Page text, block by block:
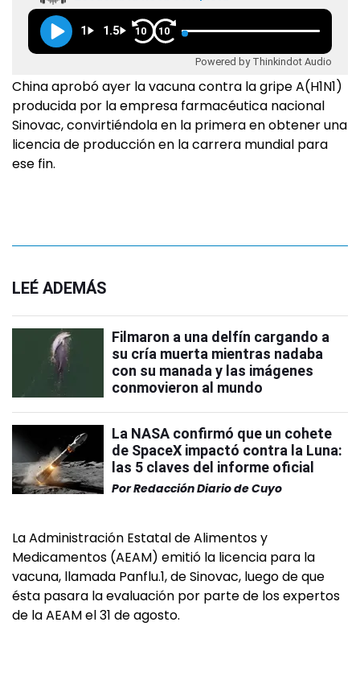
1 1.5 10 10
Powered by Thinkindot Audio
China aprobó ayer la vacuna contra la gripe A(H1N1)
producida por la empresa farmacéutica nacional
Sinovac, convirtiéndola en la primera en obtener una
licencia de producción en la carrera mundial para
ese fin.
LEÉ ADEMÁS
Filmaron a una delfín cargando a
su cría muerta mientras nadaba
con su manada y las imágenes
conmovieron al mundo
La NASA confirmó que un cohete
de SpaceX impactó contra la Luna:
las 5 claves del informe oficial
PorRedacción Diario de Cuyo
La Administración Estatal de Alimentos y
Medicamentos (AEAM) emitió la licencia para la
vacuna, llamada Panflu.1, de Sinovac, luego de que
ésta pasara la evaluación por parte de los expertos
de la AEAM el 31 de agosto.